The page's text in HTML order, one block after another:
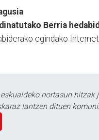
Berria
egindako
eskualdeko nortasun
lantzen dituen